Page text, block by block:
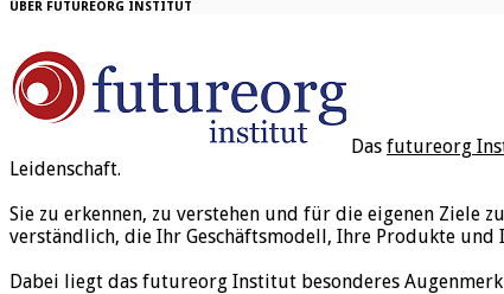
ÜBER FUTUREORG INSTITUT
Das futureorg
Leidenschaft.
Sie zu erkennen, zu verstehen und für die eigenen
verständlich, die Ihr Geschäftsmodell, Ihre Produkte und
Dabei liegt das futureorg Institut besonderes